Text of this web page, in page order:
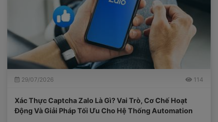
29/07/2026 114
Xác Thực Captcha Zalo Là Gì? Vai Trò, Cơ Chế Hoạt
Động Và Giải Pháp Tối Ưu Cho Hệ Thống Automation